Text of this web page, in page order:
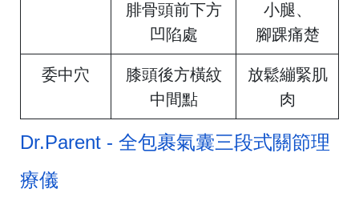
腓骨頭前下方
凹陷處
小腿、
腳踝痛楚
委中穴
膝頭後方橫紋
中間點
放鬆繃緊肌
肉
Dr.Parent - 全包裹氣囊三段式關節理
療儀